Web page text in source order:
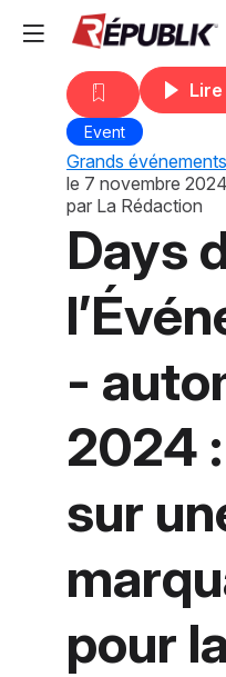
Event
Grands événements
le 7 novembre 2024
par La Rédaction
Days
-
2024
sur
pour